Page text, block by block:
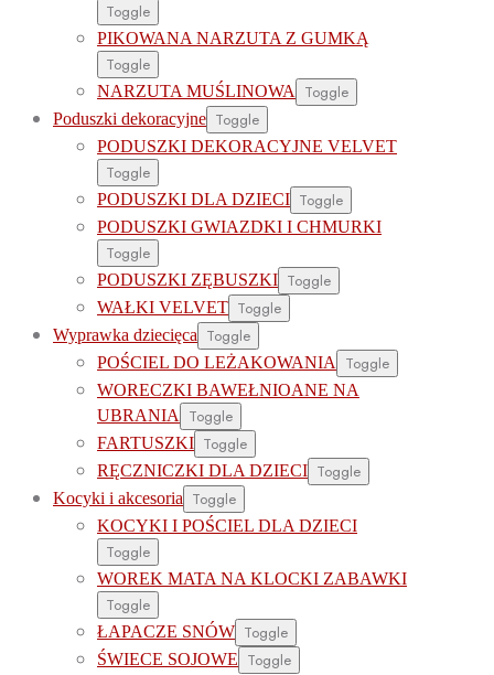
Toggle
PIKOWANA NARZUTA Z GUMKĄ
Toggle
NARZUTA MUŚLINOWA Toggle
Poduszki dekoracyjne Toggle
PODUSZKI DEKORACYJNE VELVET
Toggle
PODUSZKI DLA DZIECI Toggle
PODUSZKI GWIAZDKI I CHMURKI
Toggle
PODUSZKI ZĘBUSZKI Toggle
WAŁKI VELVET Toggle
Wyprawka dziecięca Toggle
POŚCIEL DO LEŻAKOWANIA Toggle
WORECZKI BAWEŁNIOANE NA
UBRANIA Toggle
FARTUSZKI Toggle
RĘCZNICZKI DLA DZIECI Toggle
Kocyki i akcesoria Toggle
KOCYKI I POŚCIEL DLA DZIECI
Toggle
WOREK MATA NA KLOCKI ZABAWKI
Toggle
ŁAPACZE SNÓW Toggle
ŚWIECE SOJOWE Toggle